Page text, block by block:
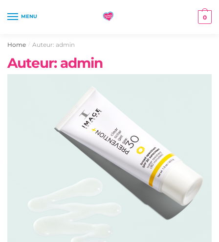
MENU 0
Home / Auteur: admin
Auteur: admin